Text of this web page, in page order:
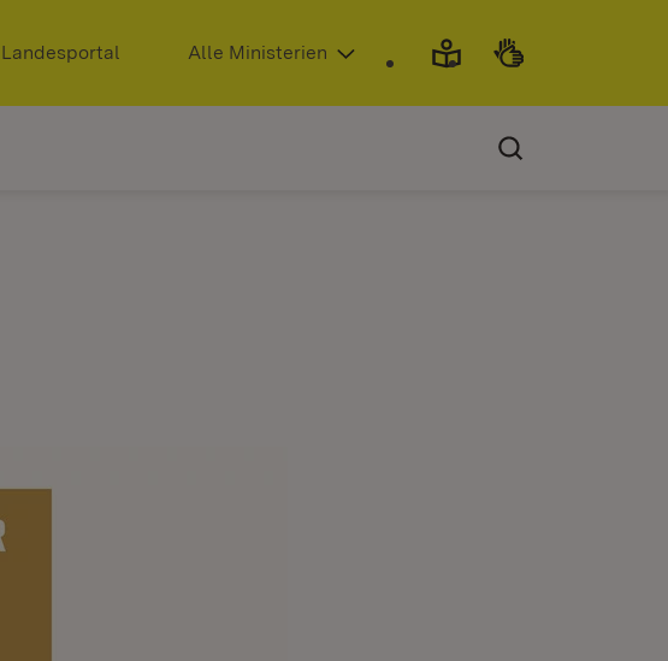
Extern:
Landesportal (Öffnet in neuem Fenster)
Alle Ministerien